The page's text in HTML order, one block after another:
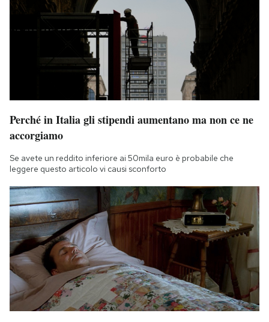
Perché in Italia gli stipendi aumentano ma non ce ne
accorgiamo
Se avete un reddito inferiore ai 50mila euro è probabile che
leggere questo articolo vi causi sconforto